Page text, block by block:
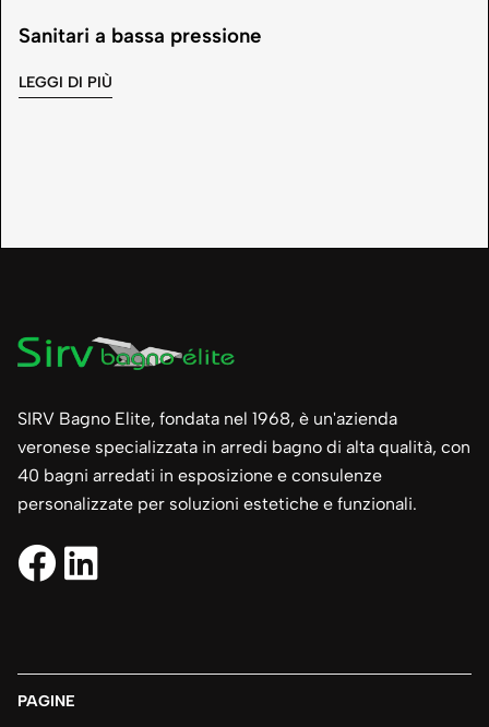
Sanitari a bassa pressione
LEGGI DI PIÙ
SIRV Bagno Elite, fondata nel 1968, è un'azienda
veronese specializzata in arredi bagno di alta qualità, con
40 bagni arredati in esposizione e consulenze
personalizzate per soluzioni estetiche e funzionali.
PAGINE